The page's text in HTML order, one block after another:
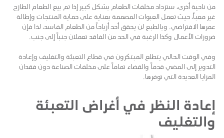
من ناحية أخرى، ستزداد مخلفات الطعام بشكل كبير إذا تم بيع الطعام الطازج
غير معبأ، حيث تعمل العبوات المصممة بعناية على حماية المنتجات وإطالة
عمرها الافتراضي. وبالطبع لن يحقق أحد أرباحاً من الطعام الفاسد، لذا فإن
ضرورات الأعمال وكذا الرغبة في الحد من الفاقد تعملان جنباً إلى جنب.
وفي الوقت الحالي يتطلع المبتكرون في قطاع التعبئة والتغليف وإعادة
التدوير إلى المضي قدماً والقضاء تماماً على مخلفات الصناعة دون فقدان
المزايا العديدة التي توفرها.
إعادة النظر في أغراض التعبئة
والتغليف